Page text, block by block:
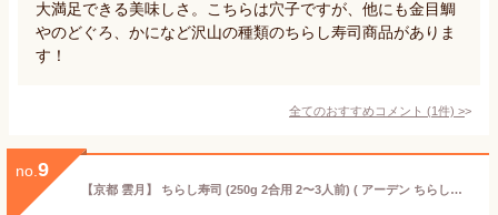
大満足できる美味しさ。こちらは穴子ですが、他にも金目鯛
やのどぐろ、かになど沢山の種類のちらし寿司商品がありま
す！
全てのおすすめコメント (1件) >
no. 9
【京都 雲月】 ちらし寿司 (250g 2合用 2〜3人前) ( アーデン ちらし寿司の素 京都村山造酢 千鳥酢使用 レトルト食品 常温保存 混ぜ込み レトルトパウチ )